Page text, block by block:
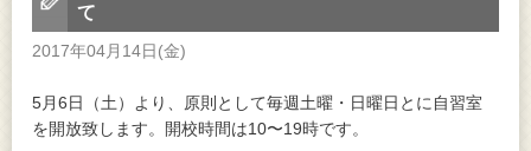
て
2017年04月14日(金)
5月6日（土）より、原則として毎週土曜・日曜日とに自習室
を開放致します。開校時間は10〜19時です。